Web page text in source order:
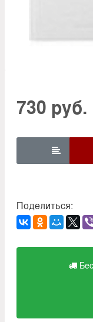
730 руб.

Поделиться: